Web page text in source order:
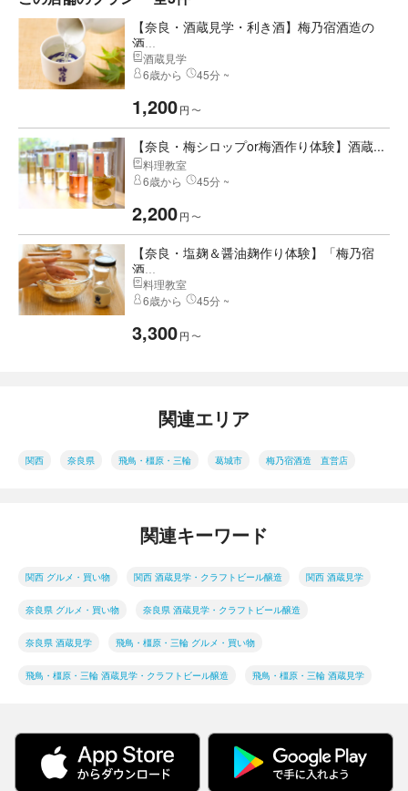
【奈良・酒蔵見学・利き酒】梅乃宿酒造の
酒...
酒蔵見学
6歳から
45分 ~
1,200円 〜
【奈良・梅シロップor梅酒作り体験】酒蔵...
料理教室
6歳から
45分 ~
2,200円 〜
【奈良・塩麹＆醤油麹作り体験】「梅乃宿
酒...
料理教室
6歳から
45分 ~
3,300円 〜
関連エリア
関西 奈良県 飛鳥・橿原・三輪 葛城市 梅乃宿酒造 直営店
関連キーワード
関西 グルメ・買い物 関西 酒蔵見学・クラフトビール醸造 関西 酒蔵見学
奈良県 グルメ・買い物 奈良県 酒蔵見学・クラフトビール醸造
奈良県 酒蔵見学 飛鳥・橿原・三輪 グルメ・買い物
飛鳥・橿原・三輪 酒蔵見学・クラフトビール醸造 飛鳥・橿原・三輪 酒蔵見学